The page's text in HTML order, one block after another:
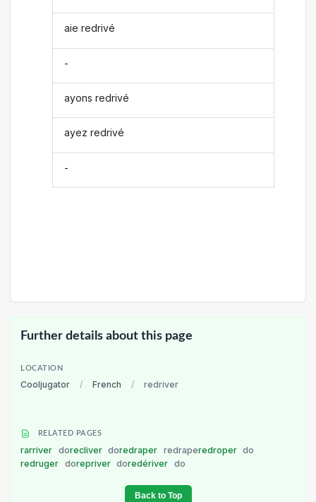
aie redrivé
-
ayons redrivé
ayez redrivé
-
Further details about this page
LOCATION
Cooljugator / French / redriver
RELATED PAGES
rarriver dorecliver doredraper redraperedroper do
redruger dorepriver doredériver do
Back to Top